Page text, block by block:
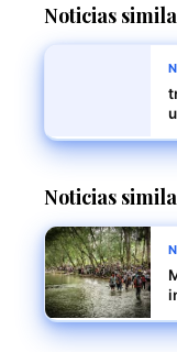
Noticias
Noticias